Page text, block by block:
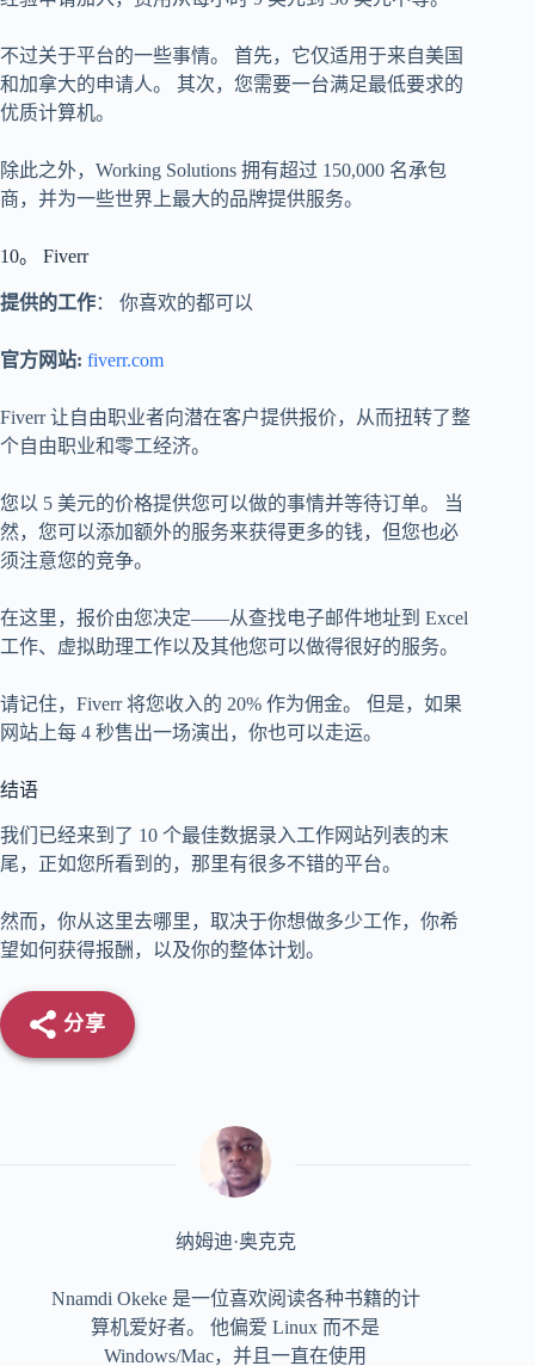
不过关于平台的一些事情。 首先，它仅适用于来自美国
和加拿大的申请人。 其次，您需要一台满足最低要求的
优质计算机。
除此之外，Working Solutions 拥有超过 150,000 名承包
商，并为一些世界上最大的品牌提供服务。
10。 Fiverr
提供的工作： 你喜欢的都可以
官方网站: fiverr.com
Fiverr 让自由职业者向潜在客户提供报价，从而扭转了整
个自由职业和零工经济。
您以 5 美元的价格提供您可以做的事情并等待订单。 当
然，您可以添加额外的服务来获得更多的钱，但您也必
须注意您的竞争。
在这里，报价由您决定——从查找电子邮件地址到 Excel
工作、虚拟助理工作以及其他您可以做得很好的服务。
请记住，Fiverr 将您收入的 20% 作为佣金。 但是，如果
网站上每 4 秒售出一场演出，你也可以走运。
结语
我们已经来到了 10 个最佳数据录入工作网站列表的末
尾，正如您所看到的，那里有很多不错的平台。
然而，你从这里去哪里，取决于你想做多少工作，你希
望如何获得报酬，以及你的整体计划。
分享
纳姆迪·奥克克
Nnamdi Okeke 是一位喜欢阅读各种书籍的计
算机爱好者。 他偏爱 Linux 而不是
Windows/Mac，并且一直在使用